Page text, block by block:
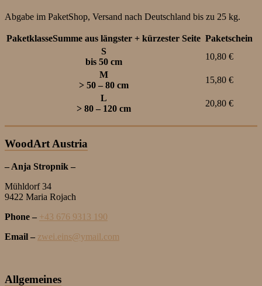
Abgabe im PaketShop, Versand nach Deutschland bis zu 25 kg.
PaketklasseSumme aus längster + kürzester Seite Paketschein
S
bis 50 cm
10,80 €
M
> 50 – 80 cm
15,80 €
L
> 80 – 120 cm
20,80 €
WoodArt Austria
– Anja Stropnik –
Mühldorf 34
9422 Maria Rojach
Phone – +43 676 9313 190
Email – zwei.eins@ymail.com
Allgemeines